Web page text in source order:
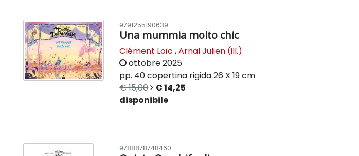
9791255190639
Una mummia molto chic
Clément Loïc ,Arnal Julien (ill.)
ottobre 2025
pp. 40copertina rigida26 X 19 cm
€ 15,00
€ 14,25
disponibile
9788878748460